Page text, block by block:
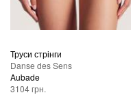
Труси стрінги
Danse des Sens
Aubade
3104 грн.